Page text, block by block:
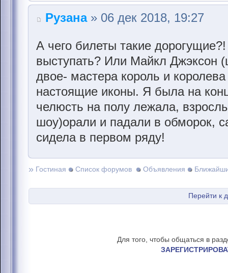
Рузана» 06 дек 2018, 19:27
А чего билеты такие
выступать? Или Майкл Джэксон
двое- мастера король и
настоящие иконы. Я была на
челюсть на полу лежала,
шоу)орали и падали в обморок,
сидела в первом ряду!
» Гостиная Список форумов Объявления
Перейти к
Для того, чтобы общаться в